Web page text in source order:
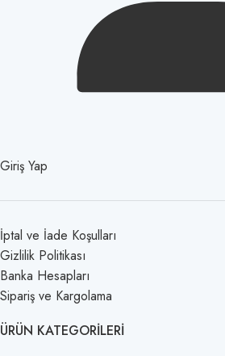
Giriş Yap
İptal ve İade Koşulları
Gizlilik Politikası
Banka Hesapları
Sipariş ve Kargolama
ÜRÜN KATEGORILERI